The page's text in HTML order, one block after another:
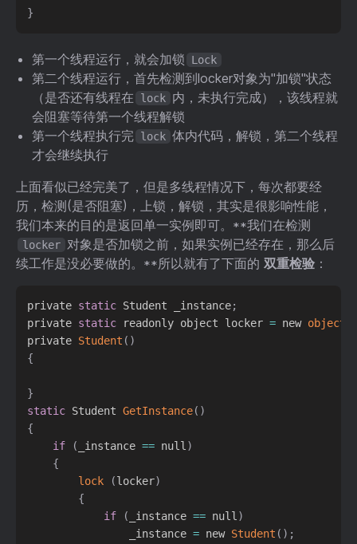
}
第一个线程运行，就会加锁 Lock
第二个线程运行，首先检测到locker对象为"加锁"状态
（是否还有线程在
lock 内，未执行完成），该线程就
会阻塞等待第一个线程解锁
第一个线程执行完 lock 体内代码，解锁，第二个线程
才会继续执行
上面看似已经完美了，但是多线程情况下，每次都要经
历，检测(是否阻塞)，上锁，解锁，其实是很影响性能，
我们本来的目的是返回单一实例即可。**我们在检测
locker 对象是否加锁之前，如果实例已经存在，那么后
续工作是没必要做的。**所以就有了下面的 双重检验 ：
private static Student _instance;
private static readonly object locker = new object
private Student ( )
{
}
static Student GetInstance( )
{
if
( _instance == null )
{
lock
(locker)
{
if
( _instance == null )
                _instance
= new Student ( ) ;